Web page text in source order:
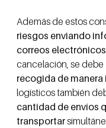
Además de estos
riesgos enviando
correos
cancelación, se debe
recogida de
logísticos también
cantidad de envíos
transportar